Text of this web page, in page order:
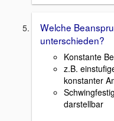
Welche
unterschieden?
Konstante
z.B.
konstanter
darstellbar